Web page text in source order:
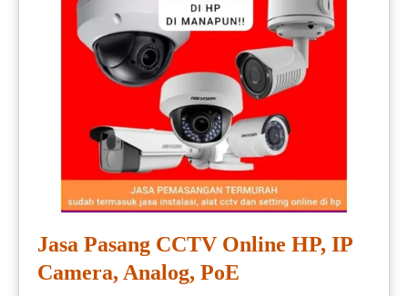
Jasa Pasang CCTV Online HP, IP
Camera, Analog, PoE